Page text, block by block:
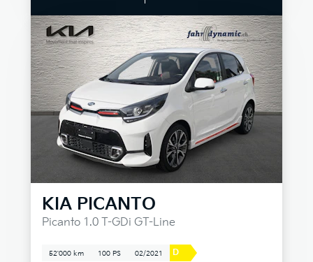
KIA PICANTO
Picanto 1.0 T-GDi GT-Line
52'000 km 100 PS 02/2021 D